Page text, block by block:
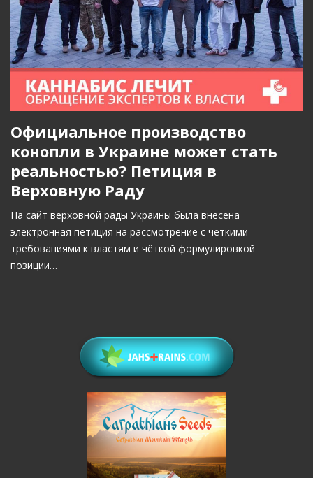
Официальное производство
конопли в Украине может стать
реальностью? Петиция в
Верховную Раду
На сайт верховной рады Украины была внесена
электронная петиция на рассмотрение с чёткими
требованиями к властям и чёткой формулировкой
позиции…